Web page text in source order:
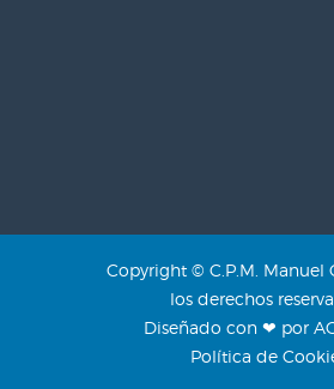
Copyright © C.P.M. Manuel
los derechos
Diseñado con ❤ por
Política de